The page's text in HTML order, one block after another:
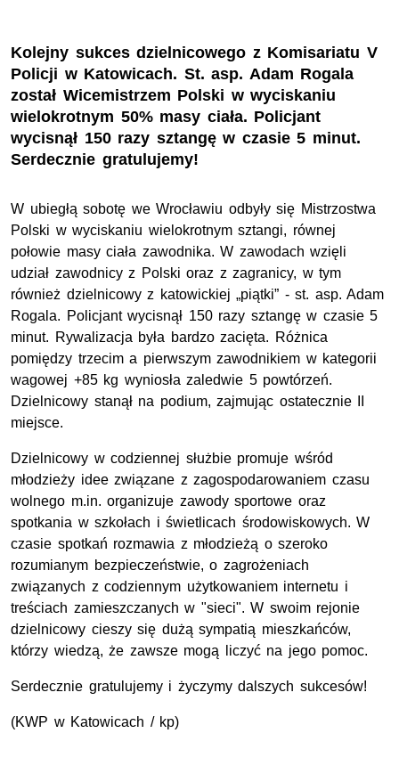
Kolejny sukces dzielnicowego z Komisariatu V
Policji w Katowicach. St. asp. Adam Rogala
został Wicemistrzem Polski w wyciskaniu
wielokrotnym 50% masy ciała. Policjant
wycisnął 150 razy sztangę w czasie 5 minut.
Serdecznie gratulujemy!
W ubiegłą sobotę we Wrocławiu odbyły się Mistrzostwa
Polski w wyciskaniu wielokrotnym sztangi, równej
połowie masy ciała zawodnika. W zawodach wzięli
udział zawodnicy z Polski oraz z zagranicy, w tym
również dzielnicowy z katowickiej „piątki” - st. asp. Adam
Rogala. Policjant wycisnął 150 razy sztangę w czasie 5
minut. Rywalizacja była bardzo zacięta. Różnica
pomiędzy trzecim a pierwszym zawodnikiem w kategorii
wagowej +85 kg wyniosła zaledwie 5 powtórzeń.
Dzielnicowy stanął na podium, zajmując ostatecznie II
miejsce.
Dzielnicowy w codziennej służbie promuje wśród
młodzieży idee związane z zagospodarowaniem czasu
wolnego m.in. organizuje zawody sportowe oraz
spotkania w szkołach i świetlicach środowiskowych. W
czasie spotkań rozmawia z młodzieżą o szeroko
rozumianym bezpieczeństwie, o zagrożeniach
związanych z codziennym użytkowaniem internetu i
treściach zamieszczanych w "sieci". W swoim rejonie
dzielnicowy cieszy się dużą sympatią mieszkańców,
którzy wiedzą, że zawsze mogą liczyć na jego pomoc.
Serdecznie gratulujemy i życzymy dalszych sukcesów!
(KWP w Katowicach / kp)